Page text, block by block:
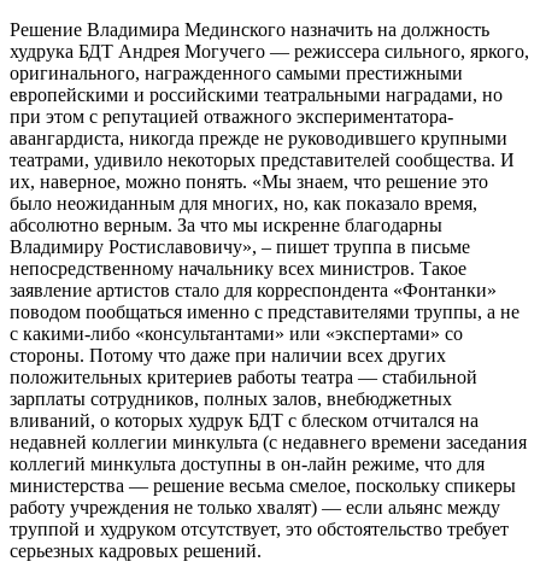
Решение Владимира Мединского назначить на должность
худрука БДТ Андрея Могучего — режиссера сильного, яркого,
оригинального, награжденного самыми престижными
европейскими и российскими театральными наградами, но
при этом с репутацией отважного экспериментатора-
авангардиста, никогда прежде не руководившего крупными
театрами, удивило некоторых представителей сообщества. И
их, наверное, можно понять. «Мы знаем, что решение это
было неожиданным для многих, но, как показало время,
абсолютно верным. За что мы искренне благодарны
Владимиру Ростиславовичу», – пишет труппа в письме
непосредственному начальнику всех министров. Такое
заявление артистов стало для корреспондента «Фонтанки»
поводом пообщаться именно с представителями труппы, а не
с какими-либо «консультантами» или «экспертами» со
стороны. Потому что даже при наличии всех других
положительных критериев работы театра — стабильной
зарплаты сотрудников, полных залов, внебюджетных
вливаний, о которых худрук БДТ с блеском отчитался на
недавней коллегии минкульта (с недавнего времени заседания
коллегий минкульта доступны в он-лайн режиме, что для
министерства — решение весьма смелое, поскольку спикеры
работу учреждения не только хвалят) — если альянс между
труппой и худруком отсутствует, это обстоятельство требует
серьезных кадровых решений.